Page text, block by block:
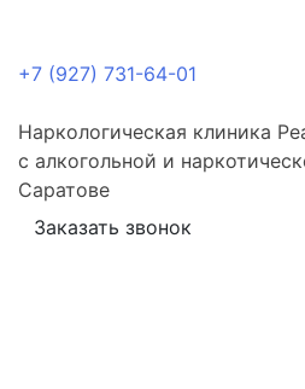
+7 (927) 731-64-01
Наркологическая клиника
с алкогольной и
Саратове
Заказать звонок